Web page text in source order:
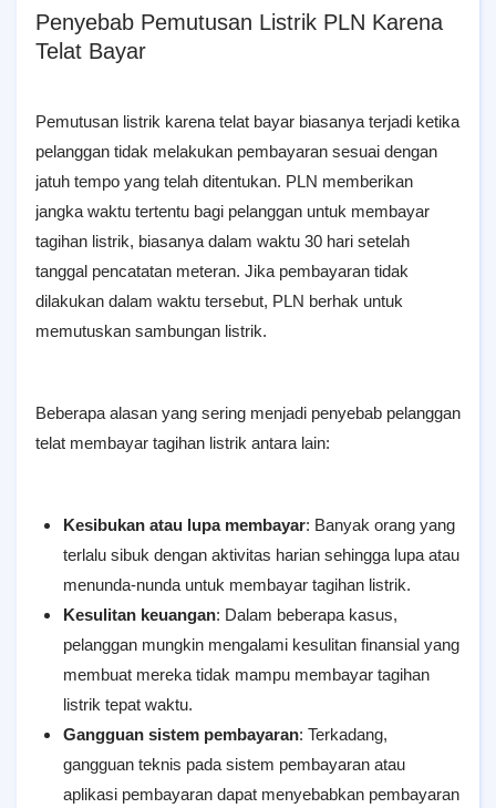
Penyebab Pemutusan Listrik PLN Karena
Telat Bayar
Pemutusan listrik karena telat bayar biasanya terjadi ketika
pelanggan tidak melakukan pembayaran sesuai dengan
jatuh tempo yang telah ditentukan. PLN memberikan
jangka waktu tertentu bagi pelanggan untuk membayar
tagihan listrik, biasanya dalam waktu 30 hari setelah
tanggal pencatatan meteran. Jika pembayaran tidak
dilakukan dalam waktu tersebut, PLN berhak untuk
memutuskan sambungan listrik.
Beberapa alasan yang sering menjadi penyebab pelanggan
telat membayar tagihan listrik antara lain:
Kesibukan atau lupa membayar: Banyak orang yang
terlalu sibuk dengan aktivitas harian sehingga lupa atau
menunda-nunda untuk membayar tagihan listrik.
Kesulitan keuangan: Dalam beberapa kasus,
pelanggan mungkin mengalami kesulitan finansial yang
membuat mereka tidak mampu membayar tagihan
listrik tepat waktu.
Gangguan sistem pembayaran: Terkadang,
gangguan teknis pada sistem pembayaran atau
aplikasi pembayaran dapat menyebabkan pembayaran